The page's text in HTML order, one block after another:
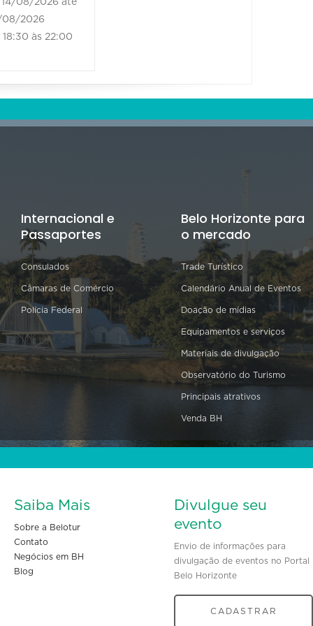
14/08/2026 até
08/2026
às 22:00
Internacional e
Passaportes
Consulados
Câmaras de Comércio
Polícia Federal
Belo Horizonte para
o mercado
Trade Turístico
Calendário Anual de Eventos
Doação de mídias
Equipamentos e serviços
Materiais de divulgação
Observatório do Turismo
Principais atrativos
Venda BH
Saiba Mais
Sobre a Belotur
Contato
Negócios em BH
Blog
Divulgue seu
evento
Envio de informações para
divulgação de eventos no Portal
Belo Horizonte
CADASTRAR